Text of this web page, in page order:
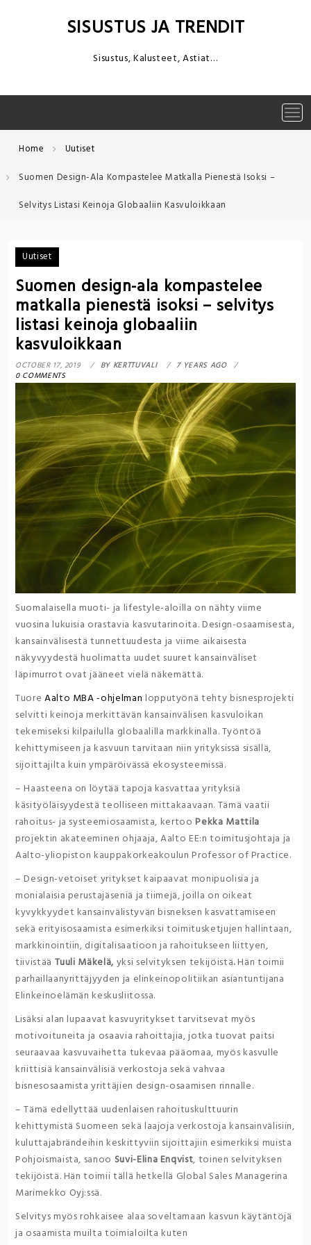
SISUSTUS JA TRENDIT
Sisustus, Kalusteet, Astiat…
Home
Uutiset
Suomen Design-Ala Kompastelee Matkalla Pienestä Isoksi –
Selvitys Listasi Keinoja Globaaliin Kasvuloikkaan
Uutiset
Suomen design-ala kompastelee
matkalla pienestä isoksi – selvitys
listasi keinoja globaaliin
kasvuloikkaan
OCTOBER 17, 2019 BY KERTTUVALI
7 YEARS AGO
0 COMMENTS
Suomalaisella muoti- ja lifestyle-aloilla on nähty viime
vuosina lukuisia orastavia kasvutarinoita. Design-osaamisesta,
kansainvälisestä tunnettuudesta ja viime aikaisesta
näkyvyydestä huolimatta uudet suuret kansainväliset
läpimurrot ovat jääneet vielä näkemättä.
Tuore Aalto MBA -ohjelman lopputyönä tehty bisnesprojekti
selvitti keinoja merkittävän kansainvälisen kasvuloikan
tekemiseksi kilpailulla globaalilla markkinalla. Työntöä
kehittymiseen ja kasvuun tarvitaan niin yrityksissä sisällä,
sijoittajilta kuin ympäröivässä ekosysteemissä.
– Haasteena on löytää tapoja kasvattaa yrityksiä
käsityöläisyydestä teolliseen mittakaavaan. Tämä vaatii
rahoitus- ja systeemiosaamista, kertooPekka Mattila
projektin akateeminen ohjaaja, Aalto EE:n toimitusjohtaja ja
Aalto-yliopiston kauppakorkeakoulun Professor of Practice.
– Design-vetoiset yritykset kaipaavat monipuolisia ja
monialaisia perustajäseniä ja tiimejä, joilla on oikeat
kyvykkyydet kansainvälistyvän bisneksen kasvattamiseen
sekä erityisosaamista esimerkiksi toimitusketjujen hallintaan,
markkinointiin, digitalisaatioon ja rahoitukseen liittyen,
tiivistää Tuuli Mäkelä, yksi selvityksen tekijöistä.Hän toimii
parhaillaanyrittäjyyden ja elinkeinopolitiikan asiantuntijana
Elinkeinoelämän keskusliitossa.
Lisäksi alan lupaavat kasvuyritykset tarvitsevat myös
motivoituneita ja osaavia rahoittajia, jotka tuovat paitsi
seuraavaa kasvuvaihetta tukevaa pääomaa, myös kasvulle
kriittisiä kansainvälisiä verkostoja sekä vahvaa
bisnesosaamista yrittäjien design-osaamisen rinnalle.
– Tämä edellyttää uudenlaisen rahoituskulttuurin
kehittymistä Suomeen sekä laajoja verkostoja kansainvälisiin,
kuluttajabrändeihin keskittyviin sijoittajiin esimerkiksi muista
Pohjoismaista, sanoo Suvi-Elina Enqvist, toinen selvityksen
tekijöistä. Hän toimii tällä hetkellä Global Sales Managerina
Marimekko Oyj:ssä.
Selvitys myös rohkaisee alaa soveltamaan kasvun käytäntöjä
ja osaamista muilta toimialoilta kuten